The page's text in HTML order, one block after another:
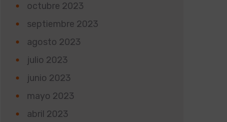
octubre 2023
septiembre 2023
agosto 2023
julio 2023
junio 2023
mayo 2023
abril 2023